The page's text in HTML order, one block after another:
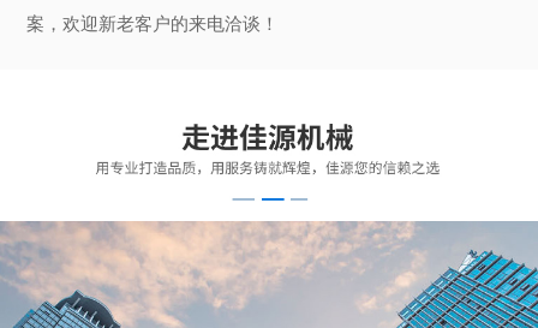
案，欢迎新老客户的来电洽谈！